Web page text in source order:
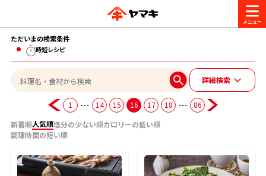
商品情報
ブランド一覧
レシピ
おいしいレシピを探す
おいしいレシピトップ
かつお節・だしを楽しむ
かつお節・だしを知る
CM・キャンペーン
ただいまの検索条件
時短レシピ
詳細検索
1 … 14 15 16 17 18 …
86
新着順人気順塩分の少ない順カロリーの低い順
調理時間の短い順